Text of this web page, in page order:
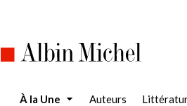
À la Une Auteurs